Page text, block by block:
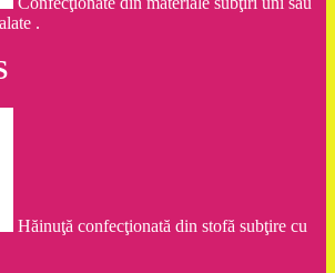
.
Hăinuţă confecţionată din stofă subţire cu